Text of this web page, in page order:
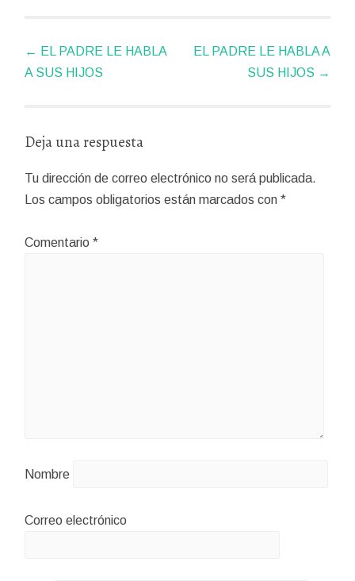
de
← EL PADRE LE HABLA
A SUS HIJOS
EL PADRE LE HABLA A
SUS HIJOS →
Deja una respuesta
Tu dirección de correo electrónico no será publicada.
Los campos obligatorios están marcados con*
Comentario*
Nombre
Correo electrónico